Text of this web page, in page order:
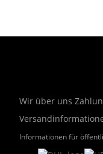
Wir über uns
Informationen für